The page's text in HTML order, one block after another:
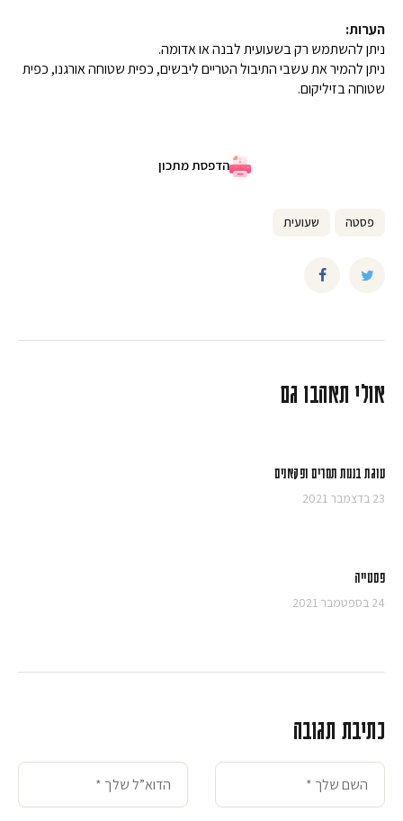
הערות:
ניתן להשתמש רק בשעועית לבנה או אדומה.
ניתן להמיר את עשבי התיבול הטריים ליבשים, כפית שטוחה אורגנו, כפית
שטוחה בזיליקום.
הדפסת מתכון
פסטה שעועית
אולי תאהבו גם
עוגת בננות תמרים ופקאנים
23 בדצמבר 2021
פסטייה
24 בספטמבר 2021
כתיבת תגובה